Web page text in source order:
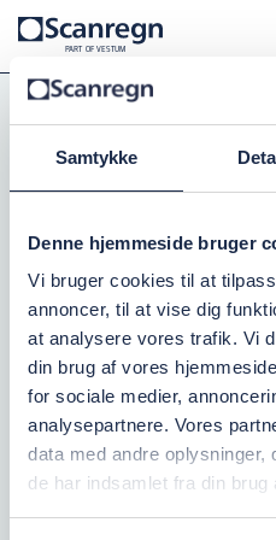
Samtykke
Denne hjemmeside bruger
Vi bruger cookies til at
annoncer, til at vise dig
at analysere vores trafik. Vi
din brug af vores
for sociale medier,
analysepartnere. Vores
data med andre oplysninger,
de har indsamlet fra din brug
PARTOF VESTUM
PE-Rør, Fittings, Kloak
PE 80/PN 10/32MM
Varenr.:
På lager: 100+
43,75 DKKinkl. moms
Læg i kurv